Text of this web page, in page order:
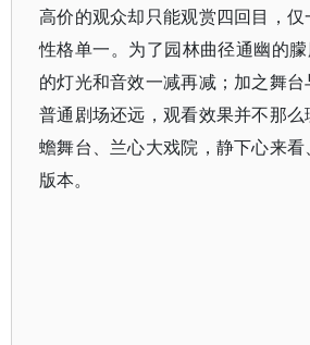
高价的观众却只能观赏四回目，
性格单一。为了园林曲径通幽的
的灯光和音效一减再减；加之舞
普通剧场还远，观看效果并不那
蟾舞台、兰心大戏院，静下心来
版本。